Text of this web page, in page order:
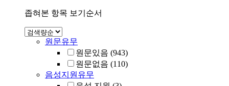
좁혀본 항목 보기순서
원문유무
원문있음 (943)
원문없음 (110)
음성지원유무